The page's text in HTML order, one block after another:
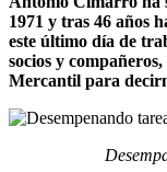
1971 y tras 46 años
este último día de
socios y
Mercantil para